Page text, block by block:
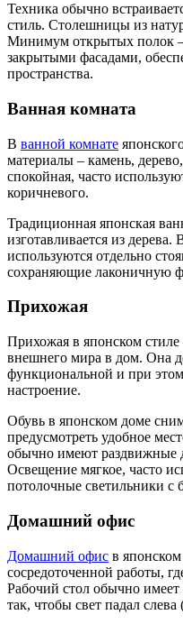
Техника обычно
стиль. Столешницы из
Минимум открытых полок –
закрытыми фасадами,
пространства.
Ванная комната
В ванной комнате
материалы – камень,
спокойная, часто
коричневого.
Традиционная японская
изготавливается из
используются отдельно
сохраняющие лаконичную
Прихожая
Прихожая в японском стиле
внешнего мира в дом. Она
функциональной и при этом
настроение.
Обувь в японском доме
предусмотреть удобное
обычно имеют раздвижные
Освещение мягкое, часто
потолочные светильники
Домашний офис
Домашний офис в японском
сосредоточенной работы,
Рабочий стол обычно
так, чтобы свет падал